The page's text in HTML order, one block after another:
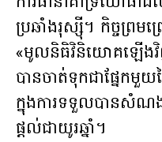
ប្រឆាំងរុស្ស៊ី។ កិច្ចព្រម
«មូលនិធិវិនិយោគឡើងវិ
បានចាត់ទុកជាផ្នែកមួ
ក្នុងការទទួលបានសំណង
ផ្ដល់ជាយូរឆ្នាំ។